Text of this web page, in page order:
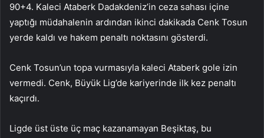
90+4. Kaleci Ataberk Dadakdeniz’in ceza sahası içine
yaptığı müdahalenin ardından ikinci dakikada Cenk Tosun
yerde kaldı ve hakem penaltı noktasını gösterdi.
Cenk Tosun’un topa vurmasıyla kaleci Ataberk gole izin
vermedi. Cenk, Büyük Lig’de kariyerinde ilk kez penaltı
kaçırdı.
Ligde üst üste üç maç kazanamayan Beşiktaş, bu